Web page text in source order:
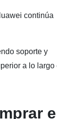
continúa
soporte y
a lo largo